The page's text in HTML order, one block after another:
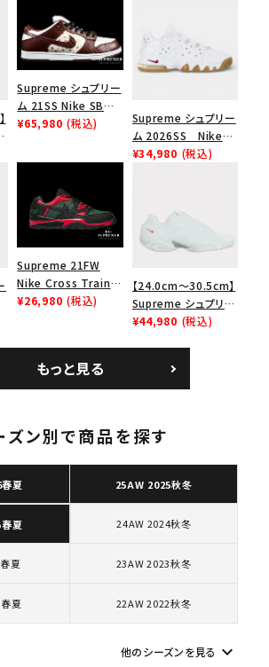
す
search
・ハット
パーカー・クルーネック
ー・ウエストバッグ
す
ランドから探す
Supreme シュプリー
ム 21SS Nike SB
Dunk Low ナイキSB
¥65,980 (税込)
Supreme シュプリー
ム 2026SS Nike
SB Air Max 2 CB 94
¥34,980 (税込)
Supreme 21FW
Nike Cross Trainer
Low ナイキクロスト
¥26,980 (税込)
【24.0cm～30.5cm】
Supreme シュプリー
ム 2023AW Nike
カー ホワイト 白
¥44,980 (税込)
もっと見る
ズン別で商品を探す
夏 25AW 2025秋冬
夏 24AW 2024秋冬
夏 23AW 2023秋冬
夏 22AW 2022秋冬
他のシーズンを見る keyboard_arrow_down